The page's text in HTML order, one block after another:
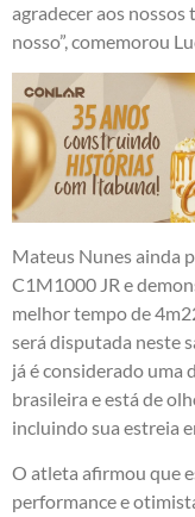
agradecer aos nossos
nosso”, comemorou
Mateus Nunes ainda
C1M1000 JR e
melhor tempo de
será disputada neste
já é considerado uma
brasileira e está de
incluindo sua estreia
O atleta afirmou que
performance e